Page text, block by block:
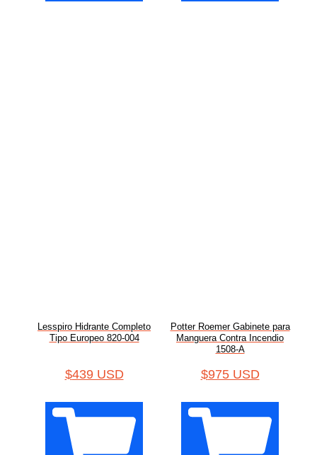
Lesspiro Hidrante Completo
Tipo Europeo 820-004
$439 USD
Potter Roemer Gabinete para
Manguera Contra Incendio
1508-A
$975 USD